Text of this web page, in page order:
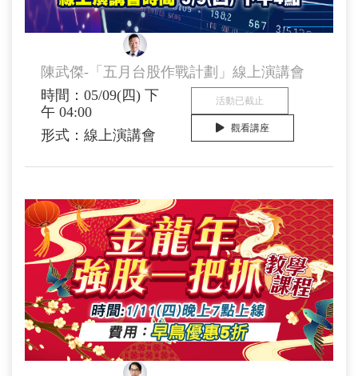
陳武傑-「五月台股作戰計劃」線上演講會
時間：05/09(四) 下
午 04:00
形式：線上演講會
活動已截止
觀看講座